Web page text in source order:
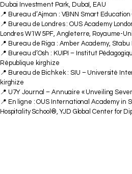
Dubai Investment Park, Dubaï, EAU
📍 Bureau d’Ajman : VBNN Smart
📍 Bureau de Londres : OUS Academy
Londres W1W 5PF, Angleterre, Royaume-Uni
📍 Bureau de Riga : Amber Academy, Stabu
📍 Bureau d’Osh : KUIPI – Institut
République kirghize
📍 Bureau de Bichkek : SIU – Université
kirghize
📍 U7Y Journal – Annuaire « Unveiling
📍 En ligne : OUS International Academy in
Hospitality School®, YJD Global Center for